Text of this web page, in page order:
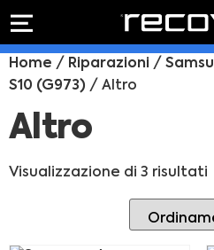
Preventivo online
PREVENTIVO
PREVENTIVO
Preventivo
Home / Riparazioni /
S10 (G973) / Altro
Altro
Visualizzazione di 3 risultati